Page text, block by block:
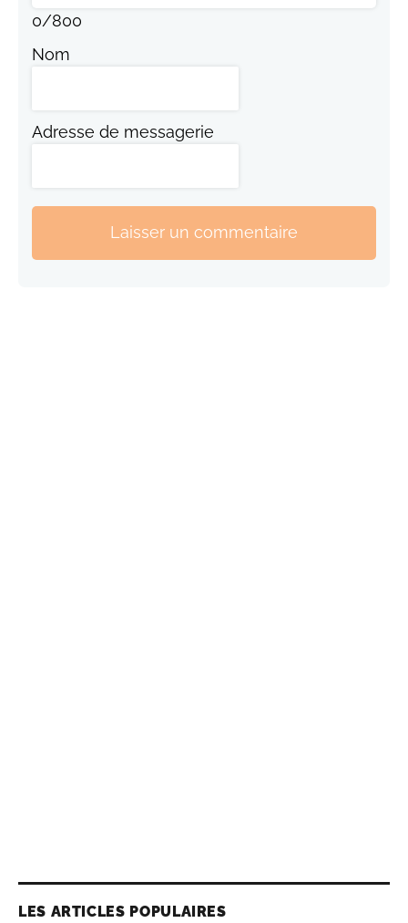
0/800
Nom
Adresse de messagerie
Laisser un commentaire
LES ARTICLES POPULAIRES